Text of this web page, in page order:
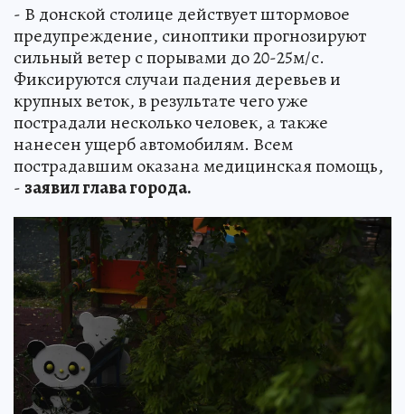
- В донской столице действует штормовое
предупреждение, синоптики прогнозируют
сильный ветер с порывами до 20-25м/с.
Фиксируются случаи падения деревьев и
крупных веток, в результате чего уже
пострадали несколько человек, а также
нанесен ущерб автомобилям. Всем
пострадавшим оказана медицинская помощь,
- заявил глава города.